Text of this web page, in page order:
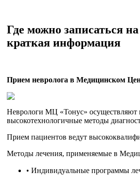
Где можно записаться
краткая информация
Прием невролога в Медицинском
Неврологи МЦ «Тонус» осуществляют
высокотехнологичные методы
Прием пациентов ведут
Методы лечения, применяемые в
• Индивидуальные программы